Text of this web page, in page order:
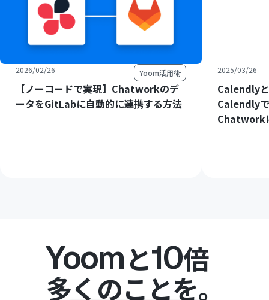
2026/02/26 Yoom活用術
【ノーコードで実現】Chatworkのデ
ータをGitLabに自動的に連携する方法
2025/03/26
Calendly
Calendly
Chatwork
Yoomと10倍
多くのことを。